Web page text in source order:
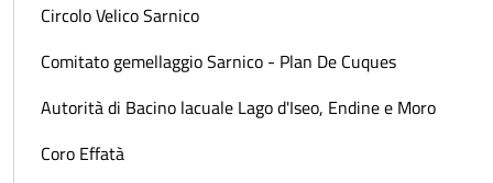
Circolo Velico Sarnico
Comitato gemellaggio Sarnico - Plan De Cuques
Autorità di Bacino lacuale Lago d'Iseo, Endine e Moro
Coro Effatà